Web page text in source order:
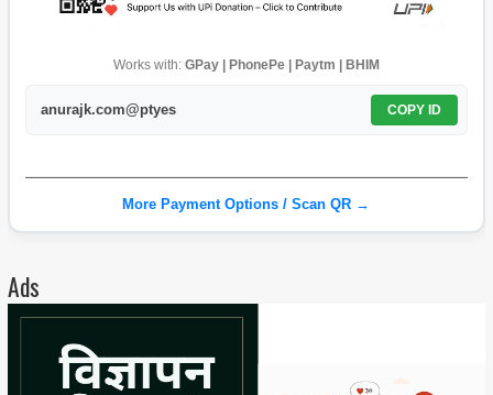
Works with: GPay | PhonePe | Paytm | BHIM
anurajk.com@ptyes COPY ID
More Payment Options / Scan QR →
Ads